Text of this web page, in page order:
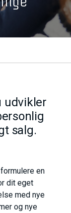
udvikler
salg.
en
dit eget
med nye
og nye